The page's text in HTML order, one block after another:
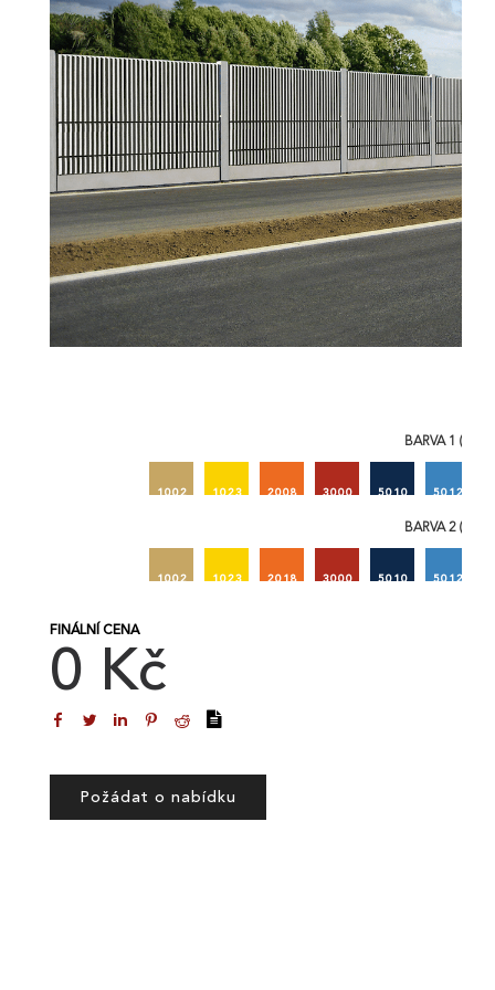
BARVA 1 (RAL)
1002 1023 2008 3000 5010 5012
BARVA 2 (RAL)
1002 1023 2018 3000 5010 5012
FINÁLNÍ CENA
0 Kč
Požádat o nabídku